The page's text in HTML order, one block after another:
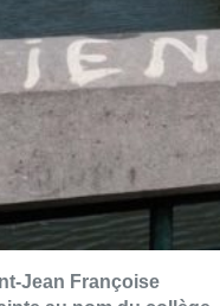
Jean Françoise